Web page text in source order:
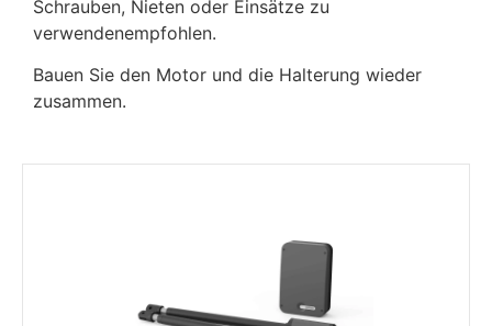
Schrauben, Nieten oder Einsätze zu
verwendenempfohlen.
Bauen Sie den Motor und die Halterung wieder
zusammen.